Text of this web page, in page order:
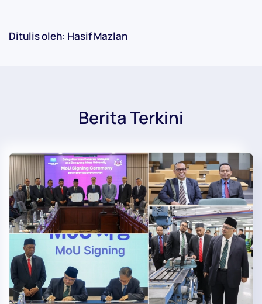
Ditulis oleh: Hasif Mazlan
Berita Terkini